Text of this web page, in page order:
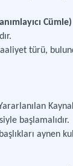
Cümle)
türü,
başlamalıdır.
aynen